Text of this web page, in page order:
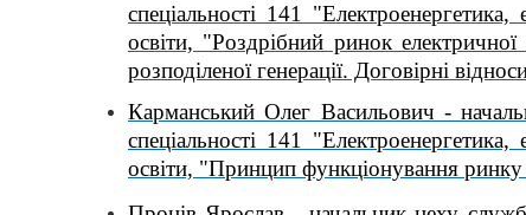
спеціальності 141
освіти, "Роздрібний ринок електричної
розподіленої генерації. Договірні
Карманський Олег Васильович -
спеціальності 141
освіти, "Принцип функціонування